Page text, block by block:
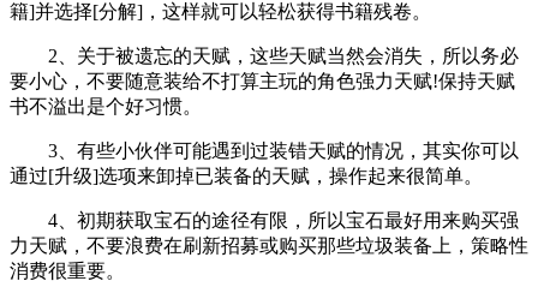
籍]并选择[分解]，这样就可以轻松获得书籍残卷。
2、关于被遗忘的天赋，这些天赋当然会消失，所以务必
要小心，不要随意装给不打算主玩的角色强力天赋!保持天赋
书不溢出是个好习惯。
3、有些小伙伴可能遇到过装错天赋的情况，其实你可以
通过[升级]选项来卸掉已装备的天赋，操作起来很简单。
4、初期获取宝石的途径有限，所以宝石最好用来购买强
力天赋，不要浪费在刷新招募或购买那些垃圾装备上，策略性
消费很重要。